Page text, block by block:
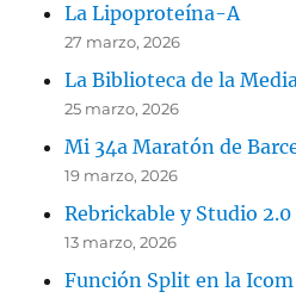
La Lipoproteína-A
27 marzo, 2026
La Biblioteca de la
25 marzo, 2026
Mi 34a Maratón de
19 marzo, 2026
Rebrickable y Studio 2.0
13 marzo, 2026
Función Split en la